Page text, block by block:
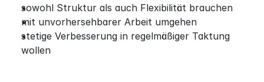
sowohl Struktur als auch Flexibilität brauchen
mit unvorhersehbarer Arbeit umgehen
stetige Verbesserung in regelmäßiger Taktung
wollen